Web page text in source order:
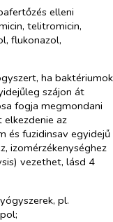
elleni
telitromicin,
flukonazol,
ha baktériumok
szájon át
fogja megmondani
az
és fuzidinsav egyidejű
izomérzékenységhez
vezethet, lásd 4
pl.